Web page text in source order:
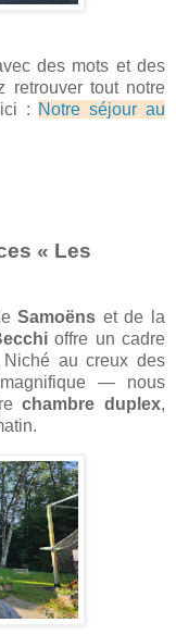
des mots et des
retrouver tout notre
: Notre séjour au
« Les
Samoëns et de la
offre un cadre
au creux des
— nous
chambre duplex,